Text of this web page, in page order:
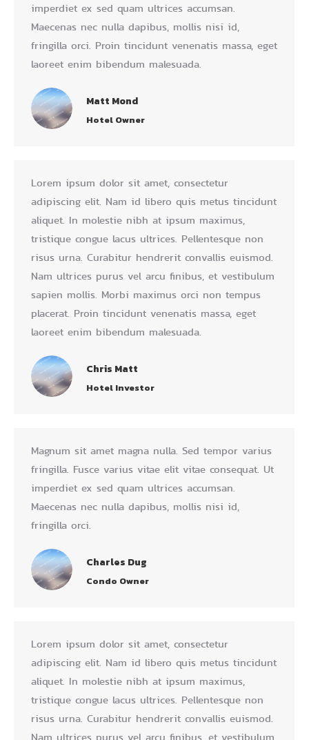
imperdiet ex sed quam ultrices accumsan.
Maecenas nec nulla dapibus, mollis nisi id,
fringilla orci. Proin tincidunt venenatis massa, eget
laoreet enim bibendum malesuada.
Matt Mond
Hotel Owner
Lorem ipsum dolor sit amet, consectetur
adipiscing elit. Nam id libero quis metus tincidunt
aliquet. In molestie nibh at ipsum maximus,
tristique congue lacus ultrices. Pellentesque non
risus urna. Curabitur hendrerit convallis euismod.
Nam ultrices purus vel arcu finibus, et vestibulum
sapien mollis. Morbi maximus orci non tempus
placerat. Proin tincidunt venenatis massa, eget
laoreet enim bibendum malesuada.
Chris Matt
Hotel Investor
Magnum sit amet magna nulla. Sed tempor varius
fringilla. Fusce varius vitae elit vitae consequat. Ut
imperdiet ex sed quam ultrices accumsan.
Maecenas nec nulla dapibus, mollis nisi id,
fringilla orci.
Charles Dug
Condo Owner
Lorem ipsum dolor sit amet, consectetur
adipiscing elit. Nam id libero quis metus tincidunt
aliquet. In molestie nibh at ipsum maximus,
tristique congue lacus ultrices. Pellentesque non
risus urna. Curabitur hendrerit convallis euismod.